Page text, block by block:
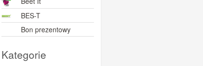
BES-T
Bon prezentowy
BOVelo
Kategorie